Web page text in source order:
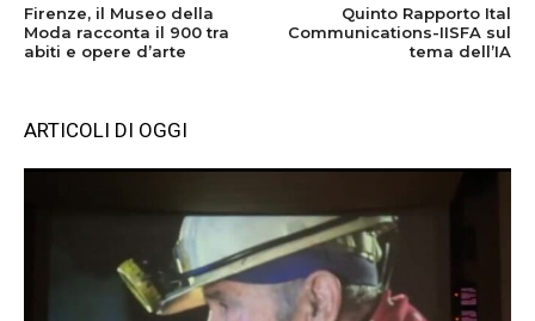
Firenze, il Museo della
Moda racconta il 900 tra
abiti e opere d’arte
Quinto Rapporto Ital
Communications-IISFA sul
tema dell’IA
ARTICOLI DI OGGI